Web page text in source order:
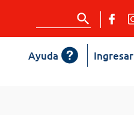
Ingresar
Ayuda